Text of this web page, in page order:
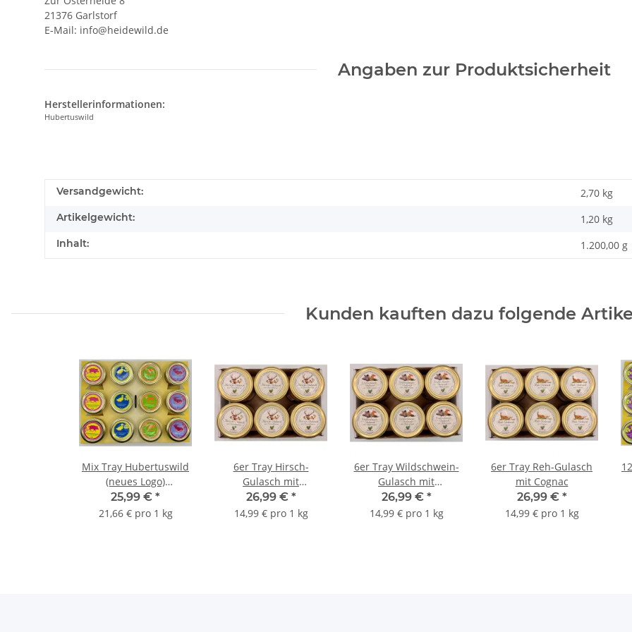
21376 Garlstorf
E-Mail: info@heidewild.de
Angaben zur Produktsicherheit
Herstellerinformationen:
Hubertuswild
Versandgewicht: 2,70 kg
Artikelgewicht: 1,20 kg
Inhalt: 1.200,00 g
Kunden kauften dazu folgende
Mix Tray Hubertuswild
(neues Logo)
Leberpastete 4 Sorten
25,99 € *
21,66 € pro 1 kg
6er Tray Hirsch-
Gulasch mit
Preiselbeeren
26,99 € *
14,99 € pro 1 kg
6er Tray Wildschwein-
Gulasch mit
Pfifferlingen
26,99 € *
14,99 € pro 1 kg
6er Tray Reh-Gulasch
mit Cognac
26,99 € *
14,99 € pro 1 kg